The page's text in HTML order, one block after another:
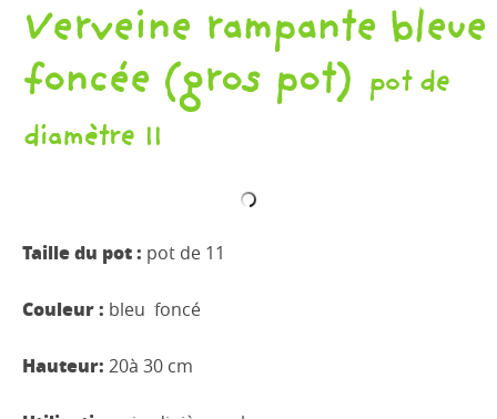
Verveine rampante bleue
foncée (gros pot) pot de
diamètre 11
Taille du pot : pot de 11
Couleur : bleu foncé
Hauteur: 20à 30 cm